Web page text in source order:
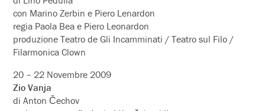
con Marino Zerbin e Piero Lenardon
regia Paola Bea e Piero Leonardon
produzione Teatro de Gli Incamminati / Teatro sul Filo /
Filarmonica Clown
20 – 22 Novembre 2009
Zio Vanja
di Anton Čechov